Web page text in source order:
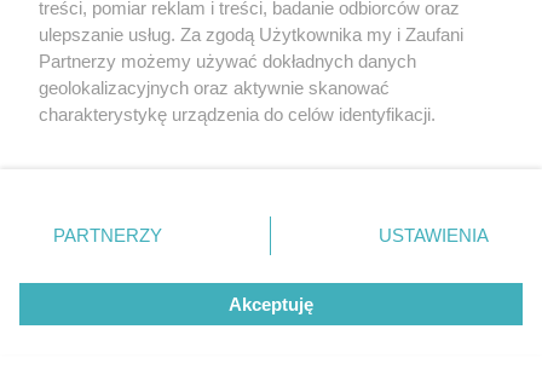
ROZRYWKA
treści, pomiar reklam i treści, badanie odbiorców oraz
ulepszanie usług. Za zgodą Użytkownika my i Zaufani
Partnerzy możemy używać dokładnych danych
geolokalizacyjnych oraz aktywnie skanować
charakterystykę urządzenia do celów identyfikacji.
zmienić/wycofać klikając przycisk ustawień prywatności
znajdujący się w lewym dolnym rogu strony
rodzaje przetwarzania danych nie wymagają zgody
użytkownika, ale masz prawo sprzeciwić się takiemu
przetwarzaniu. Preferencje będą miały zastosowanie tylko
PARTNERZY USTAWIENIA
Akceptuję